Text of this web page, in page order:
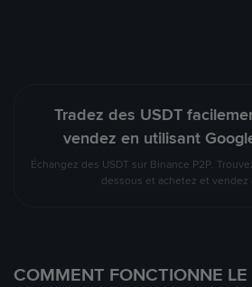
Tradez des USDT
vendez en utilisant
Échangez des USDT sur Binance P2P.
dessous et achetez et vendez
COMMENT FONCTIONNE